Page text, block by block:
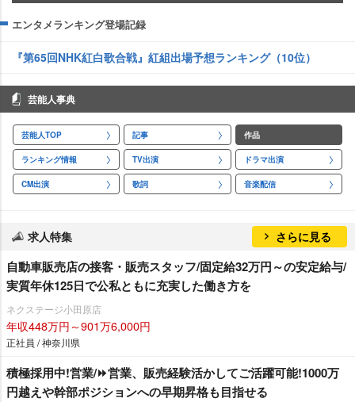
エンタメランキング登場記録
『第65回NHK紅白歌合戦』紅組出場予想ランキング（10位）
芸能人事典
芸能人TOP 記事 作品
ランキング情報 TV出演 ドラマ出演
CM出演 歌詞 音楽配信
求人特集 さらに見る
自動車販売店の接客・販売スタッフ/固定給32万円～の安定給与/
実質年休125日で公私ともに充実した働き方を
ネクステージ小田原店
年収448万円～901万6,000円
正社員 / 神奈川県
積極採用中!営業/⏩️営業、販売経験活かしてご活躍可能!1000万
円越えや幹部ポジションへの早期昇格も目指せる